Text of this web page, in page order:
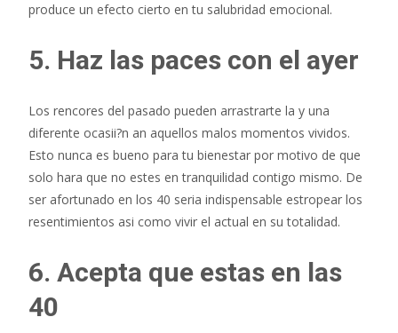
produce un efecto cierto en tu salubridad emocional.
5. Haz las paces con el ayer
Los rencores del pasado pueden arrastrarte la y una
diferente ocasii?n an aquellos malos momentos vividos.
Esto nunca es bueno para tu bienestar por motivo de que
solo hara que no estes en tranquilidad contigo mismo. De
ser afortunado en los 40 seri­a indispensable estropear los
resentimientos asi­ como vivir el actual en su totalidad.
6. Acepta que estas en las
40